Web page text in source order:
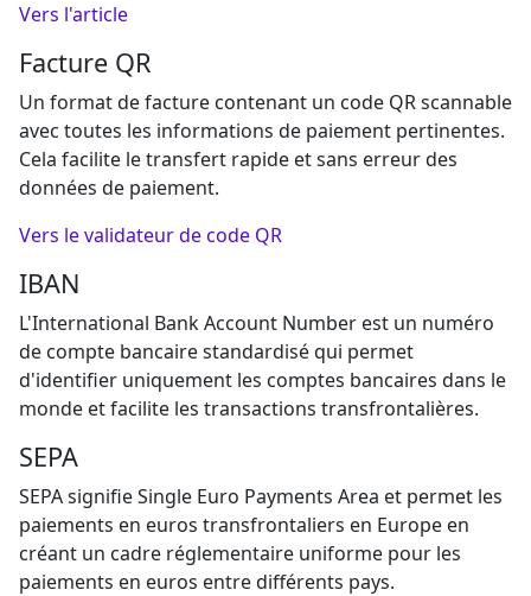
Vers l'article
Facture QR
Un format de facture contenant un code QR scannable
avec toutes les informations de paiement pertinentes.
Cela facilite le transfert rapide et sans erreur des
données de paiement.
Vers le validateur de code QR
IBAN
L'International Bank Account Number est un numéro
de compte bancaire standardisé qui permet
d'identifier uniquement les comptes bancaires dans le
monde et facilite les transactions transfrontalières.
SEPA
SEPA signifie Single Euro Payments Area et permet les
paiements en euros transfrontaliers en Europe en
créant un cadre réglementaire uniforme pour les
paiements en euros entre différents pays.